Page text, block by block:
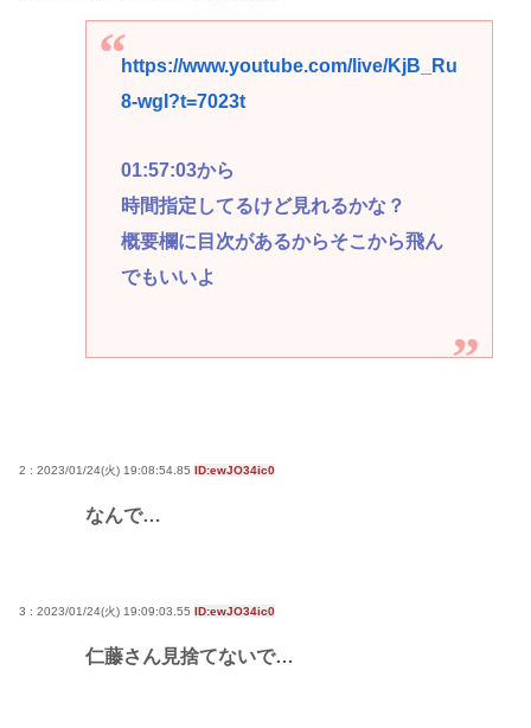
https://www.youtube.com/live/KjB_Ru
8-wgI?t=7023t
01:57:03から
時間指定してるけど見れるかな？
概要欄に目次があるからそこから飛ん
でもいいよ
2 : 2023/01/24(火) 19:08:54.85 ID:ewJO34ic0
なんで…
3 : 2023/01/24(火) 19:09:03.55 ID:ewJO34ic0
仁藤さん見捨てないで…